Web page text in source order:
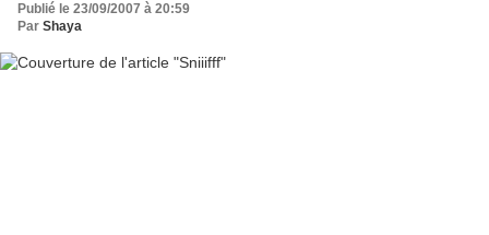
Publié le 23/09/2007 à 20:59
Par Shaya